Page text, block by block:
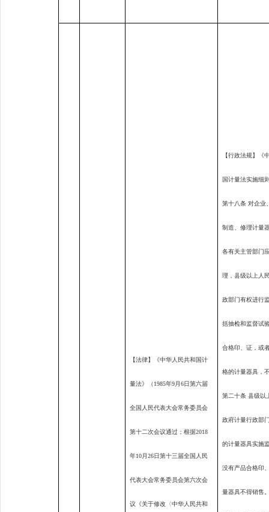
【法律】《中华人民共和国计
量法》（1985年9月6日第六届
全国人民代表大会常务委员会
第十二次会议通过；根据2018
年10月26日第十三届全国人民
代表大会常务委员会第六次会
议《关于修改〈中华人民共和
【行政法规】《
国计量法实施细
第十八条 对企业
制造、修理计量
各有关主管部门
理，县级以上人
政部门有权进行
括抽检和监督试
合格印、证，或
格的计量器具，
第二十条 县级以
政府计量行政部
的计量器具实施
没有产品合格印
量器具不得销售